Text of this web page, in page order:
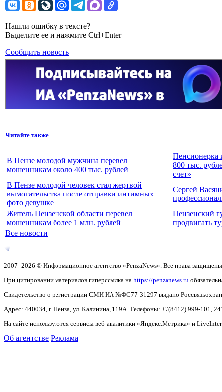
Нашли ошибку в тексте?
Выделите ее и нажмите Ctrl+Enter
Сообщить новость
Читайте также
В Пензе молодой мужчина перевел
мошенникам около 400 тыс. рублей
Пенсионерка
800 тыс.
счет»
В Пензе молодой человек стал жертвой
вымогательства после отправки интимных
фото девушке
Сергей
Житель Пензенской области перевел
мошенникам более 1 млн. рублей
Пензенский
продвигать
Все новости
2007–2026 © Информационное агентство «PenzaNews». Все права
При цитировании материалов гиперссылка на https://penzanews.ru
Свидетельство о регистрации СМИ ИА №ФС77-31297 выдано
Адрес: 440034, г. Пенза, ул. Калинина, 119А. Телефоны: +7(8412) 999-101,
На сайте используются сервисы веб-аналитики «Яндекс.Метрика» и
Об агентстве Реклама